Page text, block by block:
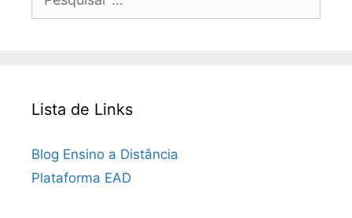
por:
Lista de Links
Blog Ensino a Distância
Plataforma EAD